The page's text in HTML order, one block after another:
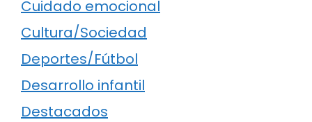
Cuidado emocional
Cultura/Sociedad
Deportes/Fútbol
Desarrollo infantil
Destacados